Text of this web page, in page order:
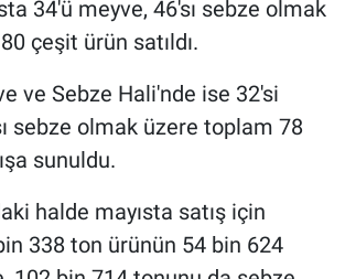
34'ü meyve, 46'sı sebze olmak
çeşit ürün satıldı.
ve Sebze Hali'nde ise 32'si
sebze olmak üzere toplam 78
sunuldu.
halde mayısta satış için
338 ton ürünün 54 bin 624